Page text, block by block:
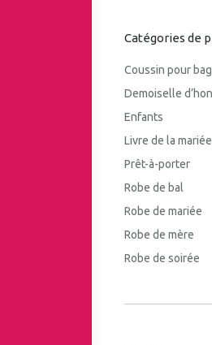
Catégories de
Coussin pour
Demoiselle
Enfants
Livre de la mariée
Prêt-à-porter
Robe de bal
Robe de mariée
Robe de mère
Robe de soirée